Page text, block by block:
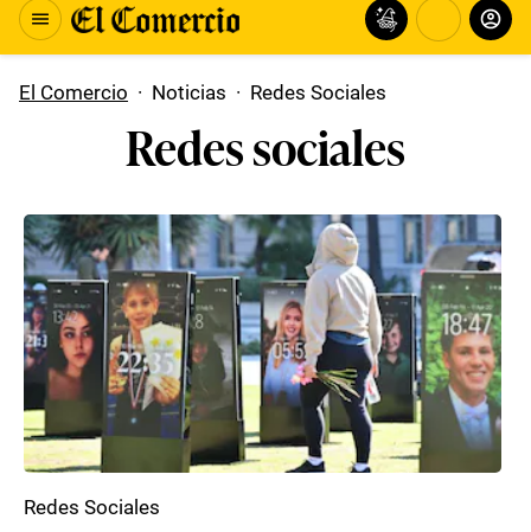
El Comercio · Noticias · Redes Sociales
Redes sociales
Redes Sociales